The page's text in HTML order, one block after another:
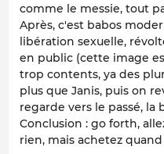
comme le messie, tout
Après, c'est babos
libération sexuelle,
en public (cette image
trop contents, ya des
plus que Janis, puis on
regarde vers le passé, la
Conclusion : go forth,
rien, mais achetez